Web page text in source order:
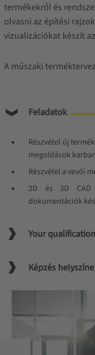
termékekről és
olvasni az építési
vizualizációkat készít
A műszaki
Feladatok
Részvétel új
megoldások
Részvétel a vevői
2D és 3D CAD
dokumentációk
Your
Képzés helyszíne